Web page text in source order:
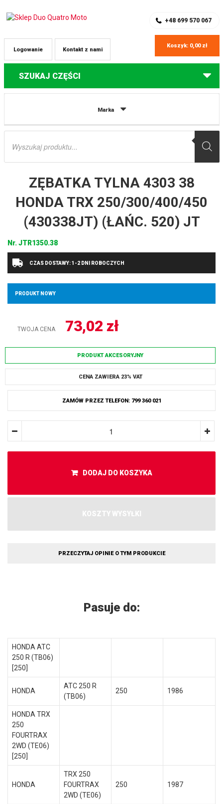
+48 699 570 067
Kontakt z nami
Logowanie
Koszyk: 0,00 zł
SZUKAJ CZĘŚCI
Marka
Wyszukiwarka
Części do quadów Honda
ZĘBATKA TYLNA 4303 38
HONDA TRX 250/300/400/450
(430338JT) (ŁAŃC. 520) JT
Nr.JTR1350.38
CZAS DOSTAWY: 1-2 DNI ROBOCZYCH
PRODUKT NOWY
TWOJA CENA 73,02 zł
PRODUKT AKCESORYJNY
CENA ZAWIERA 23% VAT
ZAMÓW PRZEZ TELEFON: 799 360 021
DODAJ DO KOSZYKA
KOSZTY WYSYŁKI
PRZECZYTAJ OPINIE O TYM PRODUKCIE
Pasuje do:
HONDA ATC
250 R (TB06)
[250]
HONDA
ATC 250 R
(TB06)
250 1986
HONDA TRX
250
FOURTRAX
2WD (TE06)
[250]
HONDA
TRX 250
FOURTRAX
2WD (TE06)
250 1987